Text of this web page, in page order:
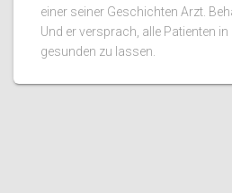
einer seiner Geschichten Arzt.
Und er versprach, alle Patienten
gesunden zu lassen.